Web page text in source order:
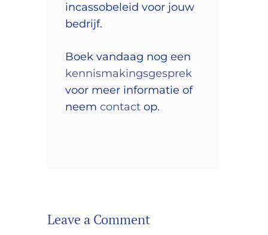
incassobeleid voor jouw
bedrijf.
Boek vandaag nog een
kennismakingsgesprek
voor meer informatie of
neem contact op.
Leave a Comment